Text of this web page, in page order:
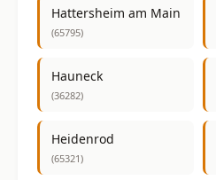
Hattersheim am Main
(65795)
Hauneck
(36282)
Heidenrod
(65321)